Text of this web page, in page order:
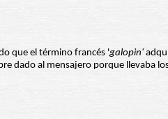
que el término francés 'galopin'
dado al mensajero porque llevaba